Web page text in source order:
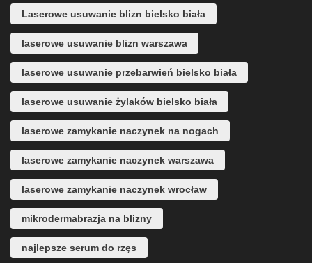
Laserowe usuwanie blizn bielsko biała
laserowe usuwanie blizn warszawa
laserowe usuwanie przebarwień bielsko biała
laserowe usuwanie żylaków bielsko biała
laserowe zamykanie naczynek na nogach
laserowe zamykanie naczynek warszawa
laserowe zamykanie naczynek wrocław
mikrodermabrazja na blizny
najlepsze serum do rzęs